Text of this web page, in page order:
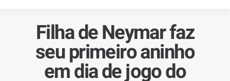
Filha de Neymar faz
seu primeiro aninho
em dia de jogo do